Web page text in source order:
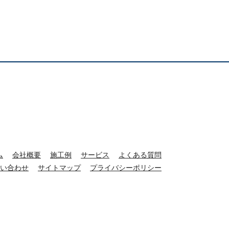
会社概要 施工例 サービス
よくある質問
合わせ サイトマップ プライバシーポリシー